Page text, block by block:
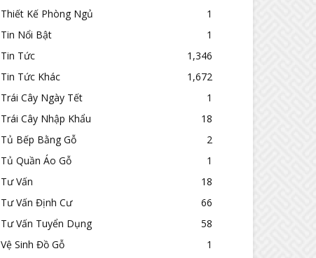
Thiết Kế Phòng Ngủ
1
Tin Nổi Bật
1
Tin Tức
1,346
Tin Tức Khác
1,672
Trái Cây Ngày Tết
1
Trái Cây Nhập Khẩu
18
Tủ Bếp Bằng Gỗ
2
Tủ Quần Áo Gỗ
1
Tư Vấn
18
Tư Vấn Định Cư
66
Tư Vấn Tuyển Dụng
58
Vệ Sinh Đồ Gỗ
1